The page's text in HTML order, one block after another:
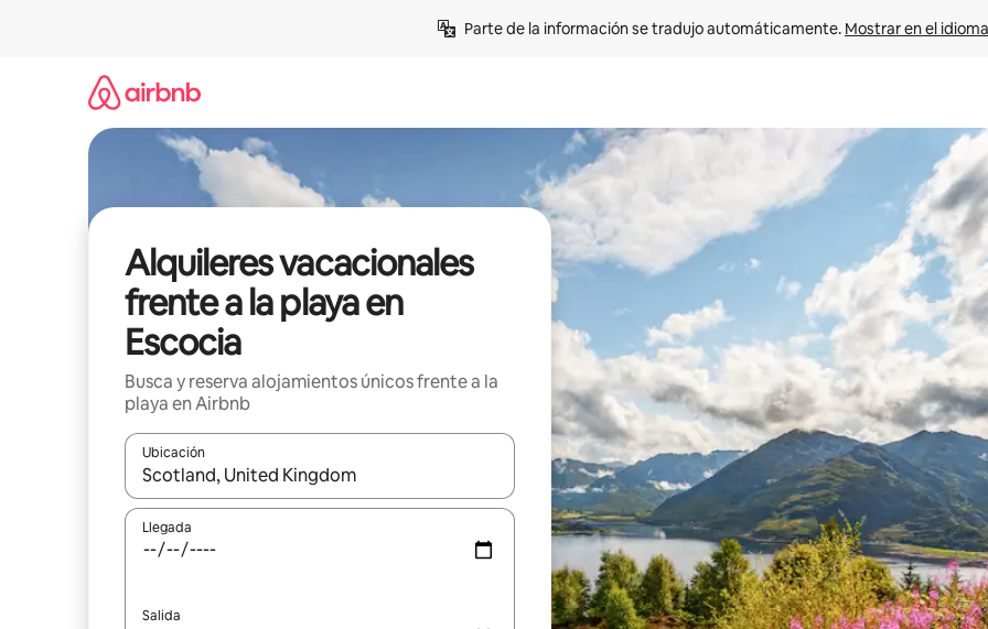
Parte de la información se tradujo automáticamente. Mostrar en el
Alquileres vacacionales
frente a la playa en
Escocia
Busca y reserva alojamientos únicos frente a la
playa en Airbnb
Ubicación
Cuando los resultados estén disponibles, navega con las teclas de flecha hacia arriba y hacia abajo o explora con el
Llegada
Salida